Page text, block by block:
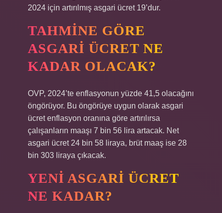
2024 için artırılmış asgari ücret 19’dur.
TAHMINE GÖRE
ASGARI ÜCRET NE
KADAR OLACAK?
OVP, 2024’te enflasyonun yüzde 41,5 olacağını
öngörüyor. Bu öngörüye uygun olarak asgari
ücret enflasyon oranına göre artırılırsa
çalışanların maaşı 7 bin 56 lira artacak. Net
asgari ücret 24 bin 58 liraya, brüt maaş ise 28
bin 303 liraya çıkacak.
YENI ASGARI ÜCRET
NE KADAR?